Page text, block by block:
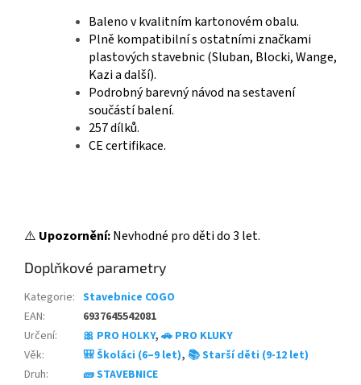
Baleno v kvalitním kartonovém obalu.
Plně kompatibilní s ostatními značkami
plastových stavebnic (Sluban, Blocki, Wange,
Kazi a další).
Podrobný barevný návod na sestavení
součástí balení.
257 dílků.
CE certifikace.
⚠️ Upozornění:Nevhodné pro děti do 3 let.
Doplňkové parametry
Kategorie: Stavebnice COGO
EAN:
6937645542081
Určení: 🎀 PRO HOLKY, 🚗 PRO KLUKY
Věk: 🎒 Školáci (6–9 let), 📚 Starší děti (9-12 let)
Druh:
🧱 STAVEBNICE